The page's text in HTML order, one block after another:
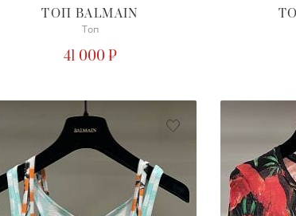
СОСТОЯНИЕ
ТОП BALMAIN
Топ
41 000 ₽